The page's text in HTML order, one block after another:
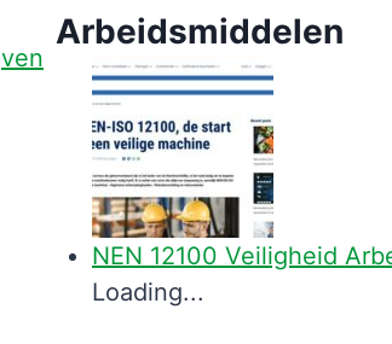
Arbeidsmiddelen
NEN 12100 Veiligheid
Loading...